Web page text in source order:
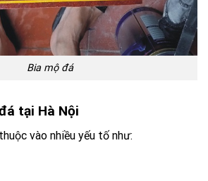
Bia mộ đá
tại Hà Nội
vào nhiều yếu tố như: